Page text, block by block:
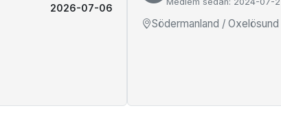
2026-07-06
Södermanland / Oxelösund